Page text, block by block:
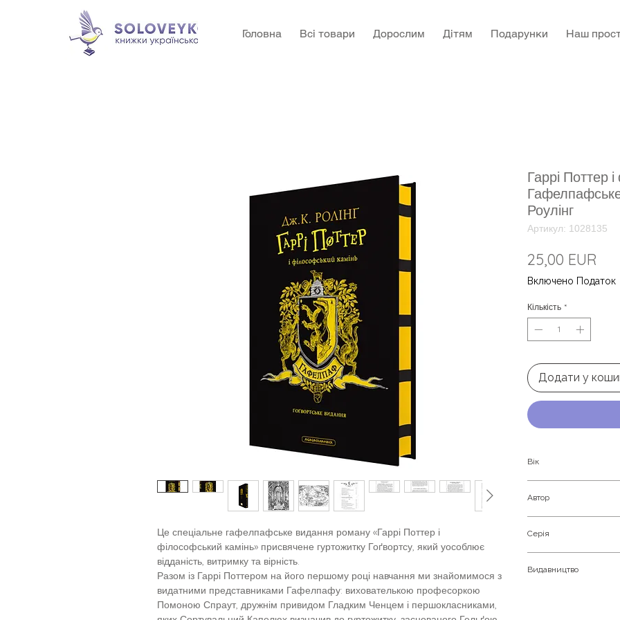
Головна Всі товари Дорослим Дітям Подарунки Наш
Це спеціальне гафелпафське видання роману «Гаррі Поттер і
філософський камінь» присвячене гуртожитку Гоґвортсу, який уособлює
відданість, витримку та вірність.
Разом із Гаррі Поттером на його першому році навчання ми знайомимося з
видатними представниками Гафелпафу: вихователькою професоркою
Помоною Спраут, дружнім привидом Гладким Ченцем і першокласниками,
Гаррі Поттер
Роулінг
Артикул: 1028135
25,00 EUR
Включено Податок
Кількість *
Додати у
Вік
Автор
Серія
Видавництво